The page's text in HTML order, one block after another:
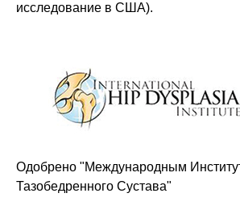
исследование в США).
Одобрено "Международным
Тазобедренного Сустава"
узнавайте первыми о наших
новинках
Компания